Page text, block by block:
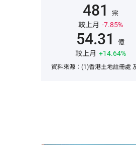
481 宗
較上月 -7.85%
54.31 億
較上月 +14.64%
資料來源：(1)香港土地註冊處